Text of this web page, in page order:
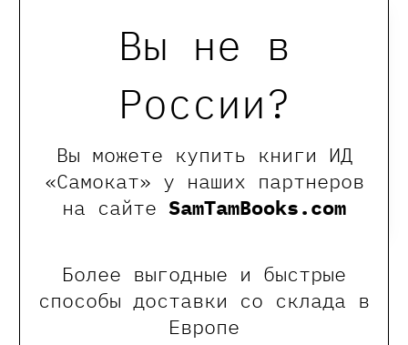
Вы не в
России?
Вы можете купить книги ИД
«Самокат» у наших партнеров
на сайте SamTamBooks.com
Более выгодные и быстрые
способы доставки со склада в
Европе
Летняя книга
2090 ₽1672 ₽
Бернер Ротраут Сузанна
Весенняя книга
2090 ₽1672 ₽
Бернер Ротраут Сузанна